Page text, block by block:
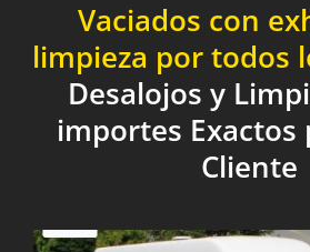
Vaciados con
limpieza por todos
Desalojos y
importes Exactos
Cliente